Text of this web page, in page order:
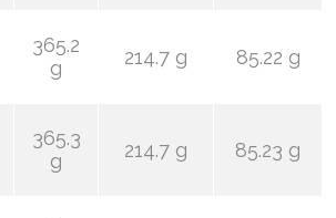
365.2
g
214.7 g 85.22 g
365.3
g
214.7 g 85.23 g